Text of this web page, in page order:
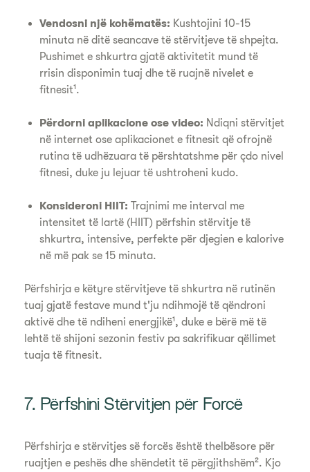
Vendosni një kohëmatës: Kushtojini 10-15
minuta në ditë seancave të stërvitjeve të shpejta.
Pushimet e shkurtra gjatë aktivitetit mund të
rrisin disponimin tuaj dhe të ruajnë nivelet e
fitnesit¹.
Përdorni aplikacione ose video: Ndiqni stërvitjet
në internet ose aplikacionet e fitnesit që ofrojnë
rutina të udhëzuara të përshtatshme për çdo nivel
fitnesi, duke ju lejuar të ushtroheni kudo.
Konsideroni HIIT:Trajnimi me interval me
intensitet të lartë (HIIT) përfshin stërvitje të
shkurtra, intensive, perfekte për djegien e kalorive
në më pak se 15 minuta.
Përfshirja e këtyre stërvitjeve të shkurtra në rutinën
tuaj gjatë festave mund t'ju ndihmojë të qëndroni
aktivë dhe të ndiheni energjikë¹, duke e bërë më të
lehtë të shijoni sezonin festiv pa sakrifikuar qëllimet
tuaja të fitnesit.
7. Përfshini Stërvitjen për Forcë
Përfshirja e stërvitjes së forcës është thelbësore për
ruajtjen e peshës dhe shëndetit të përgjithshëm². Kjo